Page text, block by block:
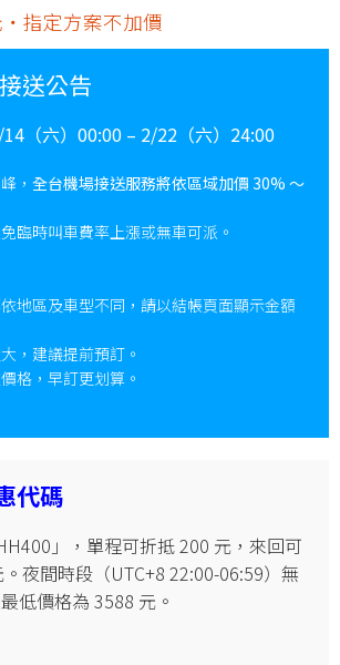
指定方案不加價
送公告
（六）00:00 – 2/22（六）24:00
， 全台機場接送服務將依區域加價 30% ～
臨時叫車費率上漲或無車可派。
地區及車型不同，請以結帳頁面顯示金額
，建議提前預訂。
格，早訂更划算。
代碼
」，單程可折抵 200 元，來回可
夜間時段（UTC+8 22:00-06:59）無
低價格為 3588 元。